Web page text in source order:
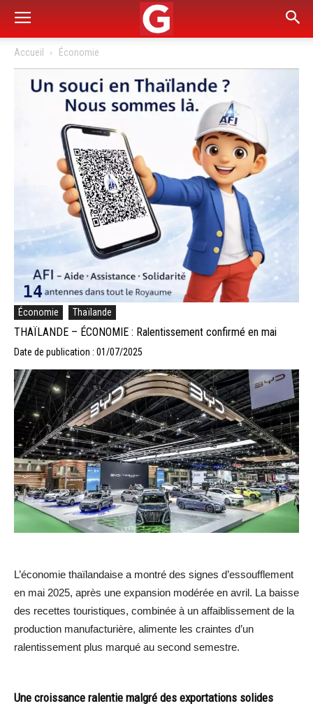
Accueil Économie
Économie Thaïlande
THAÏLANDE – ÉCONOMIE : Ralentissement confirmé en mai
Date de publication : 01/07/2025
L’économie thaïlandaise a montré des signes d’essoufflement
en mai 2025, après une expansion modérée en avril. La baisse
des recettes touristiques, combinée à un affaiblissement de la
production manufacturière, alimente les craintes d’un
ralentissement plus marqué au second semestre.
Une croissance ralentie malgré des exportations solides